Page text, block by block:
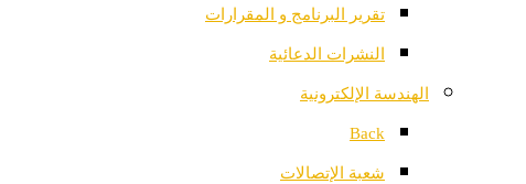
تقرير البرنامج و المقرارات
النشرات الدعائية
الهندسة الإلكترونية
Back
شعبة الإتصالات